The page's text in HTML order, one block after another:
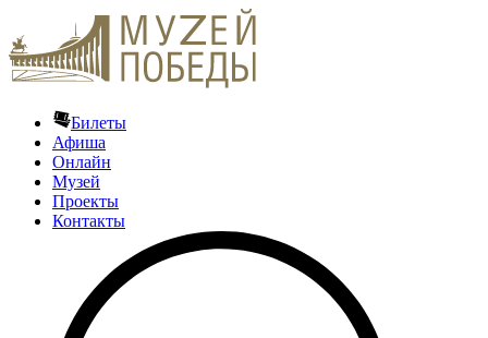
Билеты
Афиша
Онлайн
Музей
Проекты
Контакты